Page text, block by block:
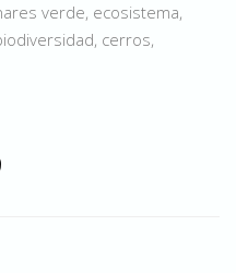
verde, ecosistema,
cerros,